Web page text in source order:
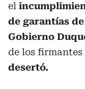
el
de garantías
Gobierno
de los firmantes
desertó.